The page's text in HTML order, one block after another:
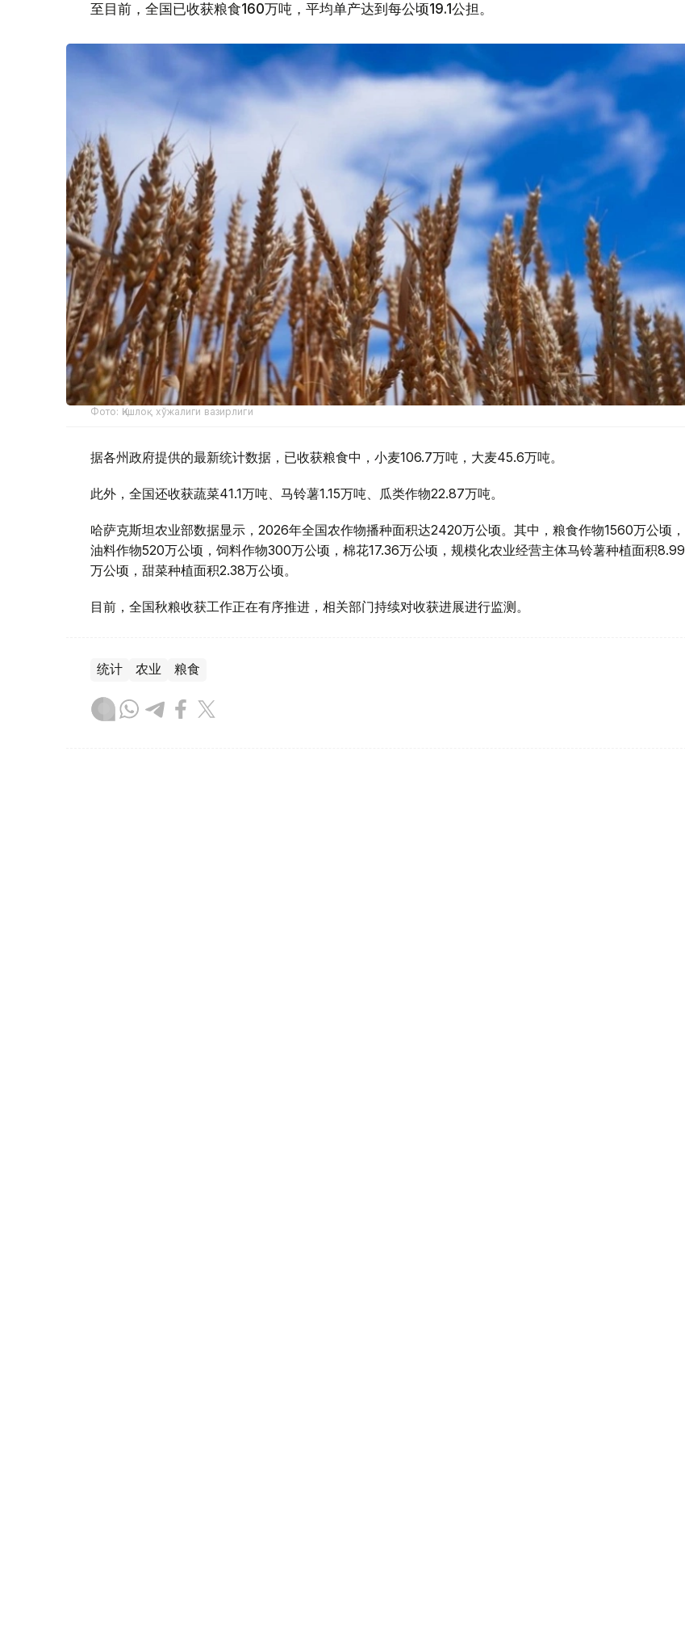
至目前，全国已收获粮食160万吨，平均单产达到每公顷19.1公担。
Фото: Қишлоқ хўжалиги вазирлиги
据各州政府提供的最新统计数据，已收获粮食中，小麦106.7万吨，大麦45.6万吨。
此外，全国还收获蔬菜41.1万吨、马铃薯1.15万吨、瓜类作物22.87万吨。
哈萨克斯坦农业部数据显示，2026年全国农作物播种面积达2420万公顷。其中，粮食作物1560万公顷，
油料作物520万公顷，饲料作物300万公顷，棉花17.36万公顷，规模化农业经营主体马铃薯种植面积8.99
万公顷，甜菜种植面积2.38万公顷。
目前，全国秋粮收获工作正在有序推进，相关部门持续对收获进展进行监测。
统计 农业 粮食